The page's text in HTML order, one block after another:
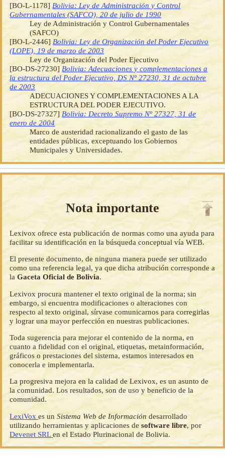
[BO-L-1178] Bolivia: Ley de Administración y Control
Gubernamentales (SAFCO), 20 de julio de 1990
Ley de Administración y Control Gubernamentales
(SAFCO)
[BO-L-2446] Bolivia: Ley de Organización del Poder Ejecutivo
(LOPE), 19 de marzo de 2003
Ley de Organización del Poder Ejecutivo
[BO-DS-27230] Bolivia: Adecuaciones y complementaciones a
la estructura del Poder Ejecutivo, DS Nº 27230, 31 de octubre
de 2003
ADECUACIONES Y COMPLEMENTACIONES A LA
ESTRUCTURA DEL PODER EJECUTIVO.
[BO-DS-27327] Bolivia: Decreto Supremo Nº 27327, 31 de
enero de 2004
Marco de austeridad racionalizando el gasto de las
entidades públicas, exceptuando los Gobiernos
Municipales y Universidades.
Nota importante
Lexivox ofrece esta publicación de normas como una ayuda para
facilitar su identificación en la búsqueda conceptual vía WEB.
El presente documento, de ninguna manera puede ser utilizado
como una referencia legal, ya que dicha atribución corresponde a
laGaceta Oficial de Bolivia.
Lexivox procura mantener el texto original de la norma; sin
embargo, si encuentra modificaciones o alteraciones con
respecto al texto original, sírvase comunicarnos para corregirlas
y lograr una mayor perfección en nuestras publicaciones.
Toda sugerencia para mejorar el contenido de la norma, en
cuanto a fidelidad con el original, etiquetas, metainformación,
gráficos o prestaciones del sistema, estamos interesados en
conocerla e implementarla.
La progresiva mejora en la calidad de Lexivox, es un asunto de
la comunidad. Los resultados, son de uso y beneficio de la
comunidad.
LexiVoxes unSistema Web de Información desarrollado
utilizando herramientas y aplicaciones desoftware libre, por
Devenet SRLen el Estado Plurinacional de Bolivia.